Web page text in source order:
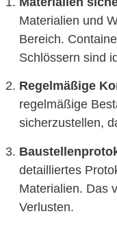
Materialien und
Bereich.
Schlössern sind
Regelmäßige
regelmäßige
sicherzustellen,
detailliertes
Materialien. Das
Verlusten.